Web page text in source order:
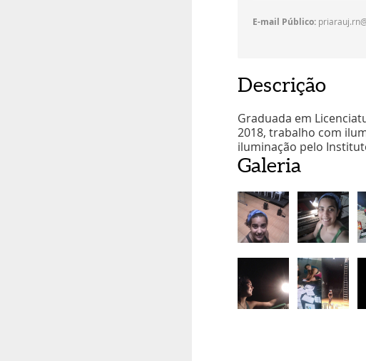
E-mail Público:
Descrição
Graduada em
2018, trabalho com
iluminação pelo
Galeria